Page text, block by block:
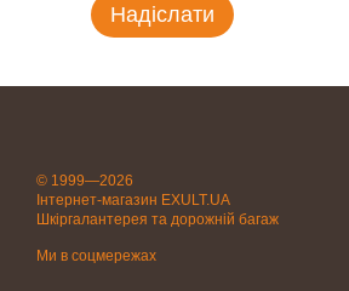
Надіслати
© 1999—2026
Інтернет-магазин EXULT.UA
Шкіргалантерея та дорожній багаж
Ми в соцмережах